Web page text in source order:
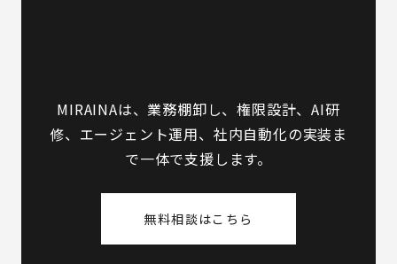
MIRAINAは、業務棚卸し、権限設計、AI研
修、エージェント運用、社内自動化の実装ま
で一体で支援します。
無料相談はこちら